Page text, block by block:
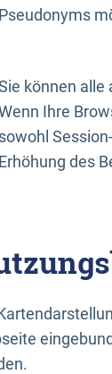
Pseudonyms
können alle
Ihre
sowohl
Erhöhung des